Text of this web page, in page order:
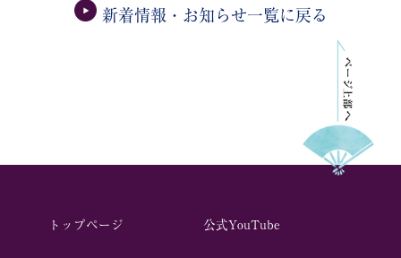
新着情報・お知らせ一覧に戻る
トップページ 公式YouTube